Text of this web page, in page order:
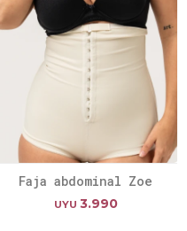
Faja abdominal Zoe
UYU 3.990